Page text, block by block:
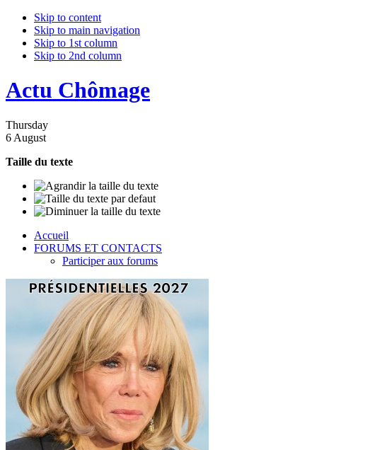
Skip to content
Skip to main navigation
Skip to 1st column
Skip to 2nd column
Actu Chômage
Thursday
6 August
Taille du texte
Accueil
FORUMS ET CONTACTS
Participer aux forums